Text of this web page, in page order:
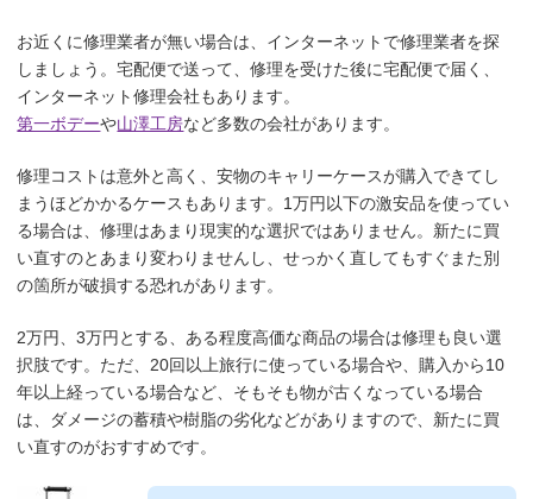
お近くに修理業者が無い場合は、インターネットで修理業者を探
しましょう。宅配便で送って、修理を受けた後に宅配便で届く、
インターネット修理会社もあります。
第一ボデーや山澤工房など多数の会社があります。
修理コストは意外と高く、安物のキャリーケースが購入できてし
まうほどかかるケースもあります。1万円以下の激安品を使ってい
る場合は、修理はあまり現実的な選択ではありません。新たに買
い直すのとあまり変わりませんし、せっかく直してもすぐまた別
の箇所が破損する恐れがあります。
2万円、3万円とする、ある程度高価な商品の場合は修理も良い選
択肢です。ただ、20回以上旅行に使っている場合や、購入から10
年以上経っている場合など、そもそも物が古くなっている場合
は、ダメージの蓄積や樹脂の劣化などがありますので、新たに買
い直すのがおすすめです。